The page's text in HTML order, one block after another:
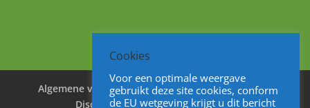
Algemene voorwaarden Cookies
Privacy
Disclaimer
Sitemap V&A
Cookies
Voor een optimale weergave
gebruikt deze site cookies, conform
de EU wetgeving krijgt u dit bericht